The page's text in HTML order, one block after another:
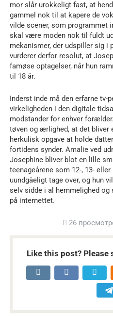
mor slår urokkeligt fast, at
gammel nok til at kapere de
vilde scener, som programmet
skal være moden nok til fuldt
mekanismer, der udspiller sig i
vurderer derfor resolut, at
famøse optagelser, når hun
til 18 år.
Inderst inde må den erfarne tv-
virkeligheden i den digitale
modstander for enhver
tøven og ærlighed, at det
herkulisk opgave at holde
fortidens synder. Amalie ved
Josephine bliver blot en lille
teenageårene som 12-, 13-
uundgåeligt tage over, og hun
selv sidde i al hemmelighed
på internettet.
26
Like this post? Please